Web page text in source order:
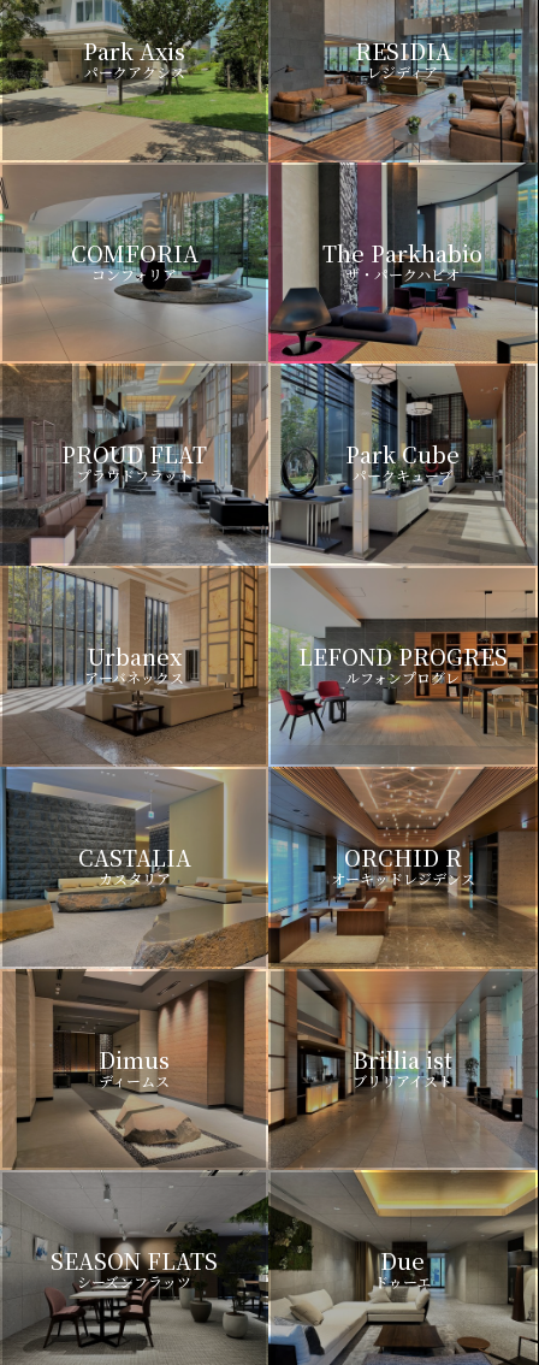
Park Axis
パークアクシス
RESIDIA
レジディア
COMFORIA
コンフォリア
The Parkhabio
ザ・パークハビオ
PROUD FLAT
プラウドフラット
Park Cube
パークキューブ
Urbanex
アーバネックス
LEFOND PROGRES
ルフォンプログレ
CASTALIA
カスタリア
ORCHID R
オーキッドレジデンス
Dimus
ディームス
Brillia ist
ブリリアイスト
SEASON FLATS
シーズンフラッツ
Due
ドゥーエ